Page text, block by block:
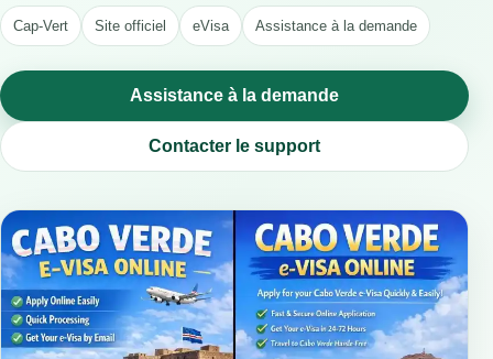
Cap-Vert Site officiel eVisa Assistance à la demande
Assistance à la demande
Contacter le support